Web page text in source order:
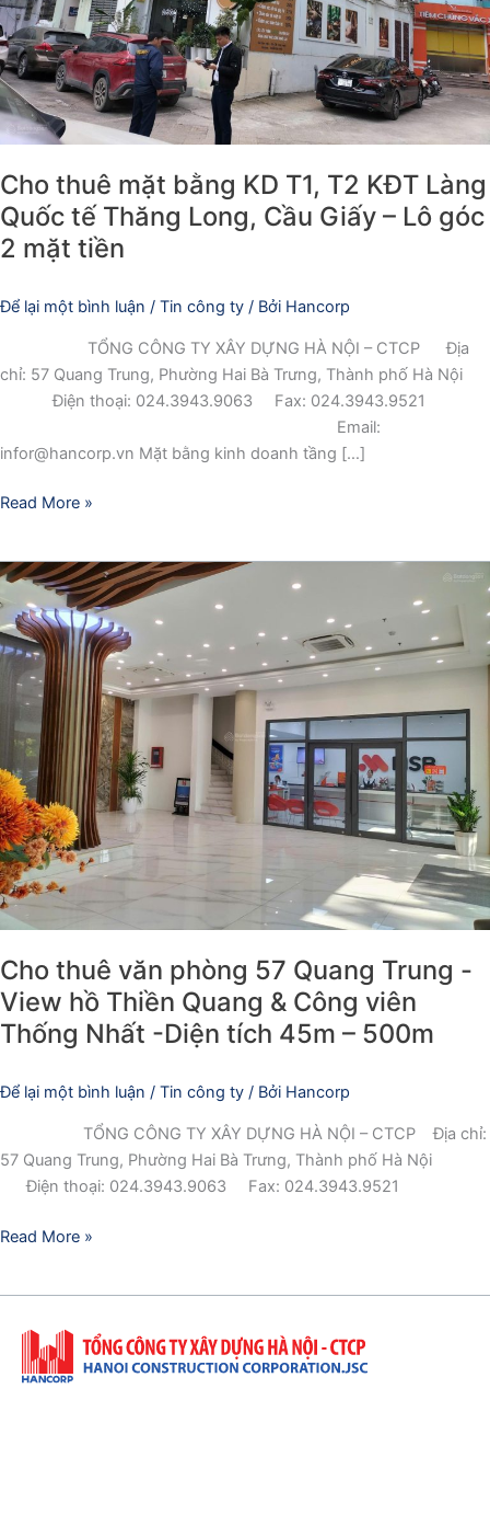
Cho thuê mặt bằng KD T1, T2 KĐT Làng
Quốc tế Thăng Long, Cầu Giấy – Lô góc
2 mặt tiền
Để lại một bình luận / Tin công ty / Bởi Hancorp
TỔNG CÔNG TY XÂY DỰNG HÀ NỘI – CTCP Địa
chỉ: 57 Quang Trung, Phường Hai Bà Trưng, Thành phố Hà Nội
Điện thoại: 024.3943.9063 Fax: 024.3943.9521
Email:
infor@hancorp.vn Mặt bằng kinh doanh tầng […]
Quốc
tế
Thăng
Long,
Cầu
–
Lô
góc
2
tiền
Read More »
Cho thuê văn phòng 57 Quang Trung -
View hồ Thiền Quang & Công viên
Thống Nhất -Diện tích 45m – 500m
Để lại một bình luận / Tin công ty / Bởi Hancorp
TỔNG CÔNG TY XÂY DỰNG HÀ NỘI – CTCP Địa chỉ:
57 Quang Trung, Phường Hai Bà Trưng, Thành phố Hà Nội
Điện thoại: 024.3943.9063 Fax: 024.3943.9521
Cho
thuê
văn
phòng
57
Quang
Trung
View
hồ
Thiền
Quang
&
Công
Thống
Nhất
-
Diện
45m
500m
Read More »